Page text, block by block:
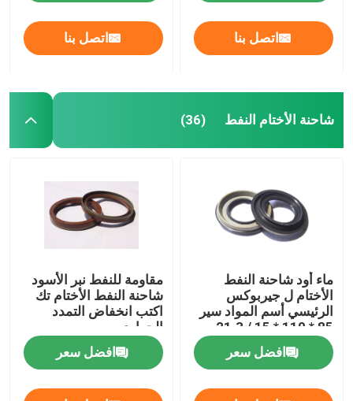
اتصل بنا اتصل بنا
شاحنة الأختام النفط (36)
ماء أود شاحنة النفط
الأختام ل جيربوكس
الرئيسي أسم المواد سير
85 * 110 * 15 / 21.3
افضل سعر
مقاومة للنفط نبر الأسود
شاحنة النفط الأختام تك
اكتب انخفاض التمدد
الحراري
افضل سعر